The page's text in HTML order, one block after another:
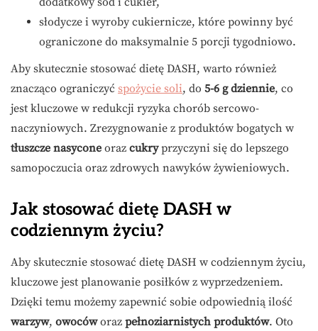
słodycze i wyroby cukiernicze, które powinny być
ograniczone do maksymalnie 5 porcji tygodniowo.
Aby skutecznie stosować dietę DASH, warto również
znacząco ograniczyć spożycie soli, do 5-6 g dziennie, co
jest kluczowe w redukcji ryzyka chorób sercowo-
naczyniowych. Zrezygnowanie z produktów bogatych w
tłuszcze nasycone oraz cukryprzyczyni się do lepszego
samopoczucia oraz zdrowych nawyków żywieniowych.
Jak stosować dietę DASH w
codziennym życiu?
Aby skutecznie stosować dietę DASH w codziennym życiu,
kluczowe jest planowanie posiłków z wyprzedzeniem.
Dzięki temu możemy zapewnić sobie odpowiednią ilość
warzyw, owocóworaz pełnoziarnistych produktów. Oto